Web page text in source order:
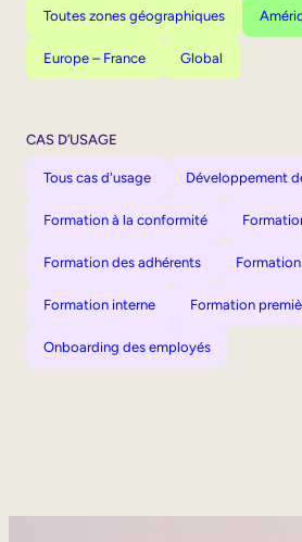
Toutes zones géographiques
Europe – France Global
CAS D’USAGE
Tous cas d'usage Développement
Formation à la conformité
Formation des adhérents
Formation interne Formation
Onboarding des employés